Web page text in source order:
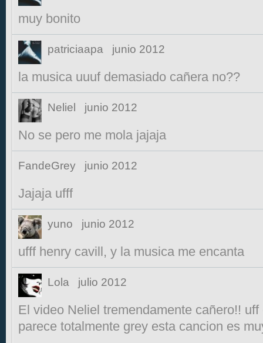
muy bonito
patriciaapa junio 2012
la musica uuuf demasiado cañera no??
Neliel junio 2012
No se pero me mola jajaja
FandeGrey junio 2012
Jajaja ufff
yuno junio 2012
ufff henry cavill, y la musica me encanta
Lola julio 2012
El video Neliel tremendamente cañero!!
parece totalmente grey esta cancion es